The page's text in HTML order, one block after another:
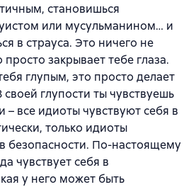
становишься
или мусульманином… и
в страуса. Это ничего не
закрывает тебе глаза.
глупым, это просто делает
глупости ты чувствуешь
– все идиоты чувствуют себя в
только идиоты
безопасности. По-настоящему
чувствует себя в
у него может быть